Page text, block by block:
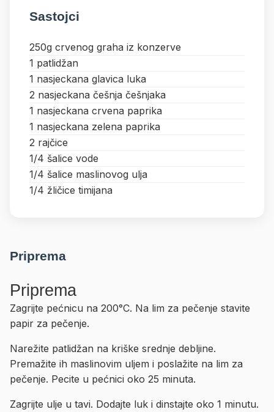
Sastojci
250g crvenog graha iz konzerve
1 patlidžan
1 nasjeckana glavica luka
2 nasjeckana češnja češnjaka
1 nasjeckana crvena paprika
1 nasjeckana zelena paprika
2 rajčice
1/4 šalice vode
1/4 šalice maslinovog ulja
1/4 žličice timijana
Priprema
Priprema
Zagrijte pećnicu na 200°C. Na lim za pečenje stavite
papir za pečenje.
Narežite patlidžan na kriške srednje debljine.
Premažite ih maslinovim uljem i poslažite na lim za
pečenje. Pecite u pećnici oko 25 minuta.
Zagrijte ulje u tavi. Dodajte luk i dinstajte oko 1 minutu.